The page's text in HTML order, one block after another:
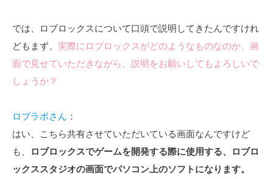
では、ロブロックスについて口頭で説明してきたんですけれ
どもまず、 実際にロブロックスがどのようなものなのか、画
面で見せていただきながら、説明をお願いしてもよろしいで
しょうか？
ロブラボさん ：
はい、こちら共有させていただいている画面なんですけど
も、
ロブロックスでゲームを開発する際に使用する、ロブロ
ックススタジオの画面でパソコン上のソフトになります。